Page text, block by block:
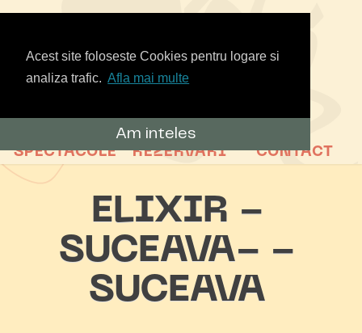
Acest site foloseste Cookies pentru logare si
analiza trafic. Afla mai multe
Am inteles
SPECTACOLE REZERVARI CONTACT
ELIXIR -
SUCEAVA- -
SUCEAVA